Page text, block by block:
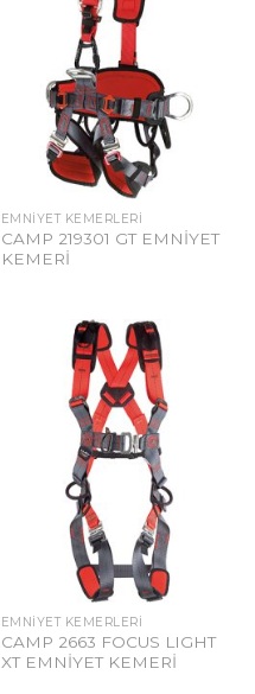
EMNIYET KEMERLERI
CAMP 219301 GT EMNİYET
KEMERİ
EMNIYET KEMERLERI
CAMP 2663 FOCUS LIGHT
XT EMNİYET KEMERİ